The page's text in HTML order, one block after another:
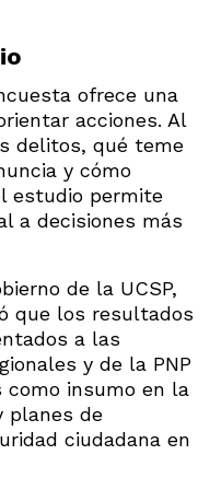
ofrece una
acciones. Al
delitos, qué teme
y cómo
estudio permite
a decisiones más
de la UCSP,
que los resultados
a las
y de la PNP
como insumo en la
planes de
ciudadana en